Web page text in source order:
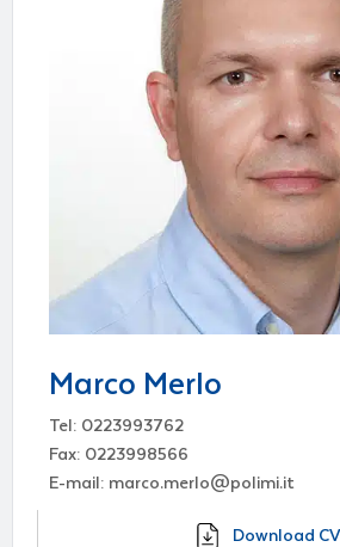
Marco Merlo
Tel: 0223993762
Fax: 0223998566
E-mail: marco.merlo@polimi.it
Download CV